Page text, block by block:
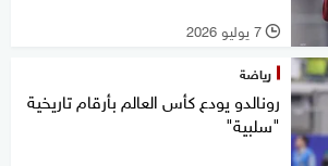
l 7 يوليو 2026
رياضة
رونالدو يودع كأس العالم بأرقام تاريخية
"سلبية"